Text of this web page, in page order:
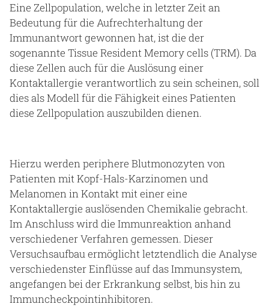
Eine Zellpopulation, welche in letzter Zeit an
Bedeutung für die Aufrechterhaltung der
Immunantwort gewonnen hat, ist die der
sogenannte Tissue Resident Memory cells (TRM). Da
diese Zellen auch für die Auslösung einer
Kontaktallergie verantwortlich zu sein scheinen, soll
dies als Modell für die Fähigkeit eines Patienten
diese Zellpopulation auszubilden dienen.
Hierzu werden periphere Blutmonozyten von
Patienten mit Kopf-Hals-Karzinomen und
Melanomen in Kontakt mit einer eine
Kontaktallergie auslösenden Chemikalie gebracht.
Im Anschluss wird die Immunreaktion anhand
verschiedener Verfahren gemessen. Dieser
Versuchsaufbau ermöglicht letztendlich die Analyse
verschiedenster Einflüsse auf das Immunsystem,
angefangen bei der Erkrankung selbst, bis hin zu
Immuncheckpointinhibitoren.